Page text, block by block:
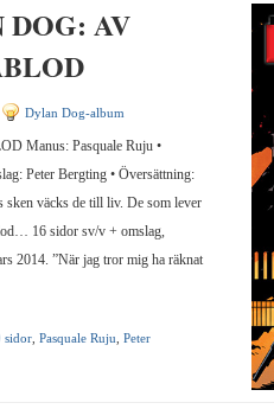
DOG: AV
Dylan Dog-album
Manus: Pasquale Ruju •
Peter Bergting • Översättning:
väcks de till liv. De som lever
16 sidor sv/v + omslag,
2014. ”När jag tror mig ha räknat
sidor Pasquale Ruju Peter